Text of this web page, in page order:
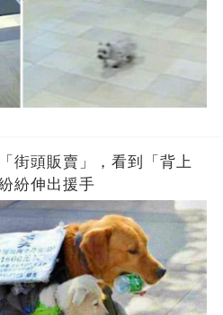
街頭販賣」，看到「背上
紛伸出援手